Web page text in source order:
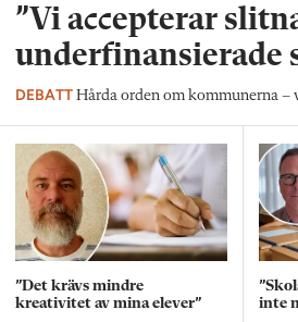
”Vi accepterar
underfinansierade
DEBATT Hårda orden om kommunerna
”Det krävs mindre
kreativitet av mina elever”
inte